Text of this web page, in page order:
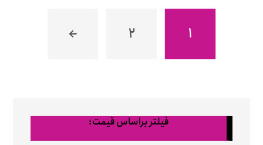
۱ ۲ ←
فیلتر براساس قیمت: